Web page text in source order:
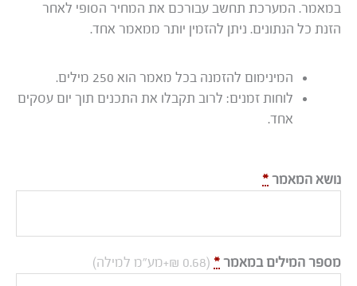
במאמר. המערכת תחשב עבורכם את המחיר הסופי לאחר
הזנת כל הנתונים. ניתן להזמין יותר ממאמר אחד.
המינימום להזמנה בכל מאמר הוא 250 מילים.
לוחות זמנים: לרוב תקבלו את התכנים תוך יום עסקים
אחד.
נושא המאמר*
מספר המילים במאמר* (0.68 ₪+מע"מ למילה)